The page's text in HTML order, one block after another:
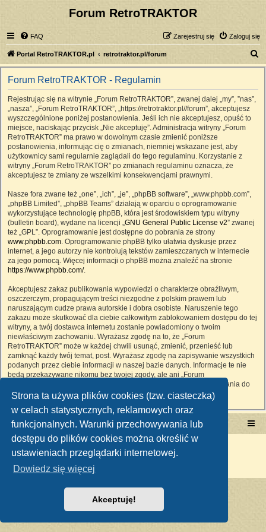
Strona ta używa plików cookies (tzw. ciasteczka)
w celach statystycznych, reklamowych oraz
funkcjonalnych. Warunki przechowywania lub
dostępu do plików cookies można określić w
ustawieniach przeglądarki internetowej.
Dowiedz się więcej
Akceptuję!
Forum RetroTRAKTOR
FAQ Zaloguj się
Zarejestruj się
Portal RetroTRAKTOR.pl retrotraktor.pl/forum
z
Forum RetroTRAKTOR - Regulamin
Rejestrując się na witrynie „Forum RetroTRAKTOR”, zwanej dalej „my”, ”nas”,
„nasza”, „Forum RetroTRAKTOR”, „https://retrotraktor.pl//forum”, akceptujesz
wyszczególnione poniżej postanowienia. Jeśli ich nie akceptujesz, opuść to
miejsce, naciskając przycisk „Nie akceptuję”. Administracja witryny „Forum
RetroTRAKTOR” ma prawo w dowolnym czasie zmienić poniższe
postanowienia, informując cię o zmianach, niemniej wskazane jest, aby
użytkownicy sami regularnie zaglądali do tego regulaminu. Korzystanie z
witryny „Forum RetroTRAKTOR” po zmianach regulaminu oznacza, że
akceptujesz te zmiany ze wszelkimi konsekwencjami prawnymi.
Nasze fora zwane też „one”, „ich”, „je”, „phpBB software”, „www.phpbb.com”,
„phpBB Limited”, „phpBB Teams” działają w oparciu o oprogramowanie
wykorzystujące technologię phpBB, która jest środowiskiem typu witryny
(bulletin board), wydane na licencji „GNU General Public License v2” zwanej
też „GPL”. Oprogramowanie jest dostępne do pobrania ze strony
www.phpbb.com. Oprogramowanie phpBB tylko ułatwia dyskusje przez
internet, a jego autorzy nie kontrolują tekstów zamieszczanych w internecie
za jego pomocą. Więcej informacji o phpBB można znaleźć na stronie
https://www.phpbb.com/.
Akceptujesz zakaz publikowania wypowiedzi o charakterze obraźliwym,
oszczerczym, propagującym treści niezgodne z polskim prawem lub
naruszającym cudze prawa autorskie i dobra osobiste. Naruszenie tego
zakazu może skutkować dla ciebie całkowitym zablokowaniem dostępu do tej
witryny, a twój dostawca internetu zostanie powiadomiony o twoim
niewłaściwym zachowaniu. Wyrażasz zgodę na to, że „Forum
RetroTRAKTOR” może w każdej chwili usunąć, zmienić, przenieść lub
zamknąć każdy twój temat, post. Wyrażasz zgodę na zapisywanie wszystkich
podanych przez ciebie informacji w naszej bazie danych. Informacje te nie
będą przekazywane nikomu bez twojej zgody, ale ani „Forum
RetroTRAKTOR”, ani phpBB nie ponosi odpowiedzialności za włamania do
witryny, podczas których może dojść do kradzieży danych.
Portal RetroTRAKTOR.pl retrotraktor.pl/forum
Technologię dostarcza
Polski pakiet językowy dostarczaphpBB.pl
Zasady ochrony danych osobowych